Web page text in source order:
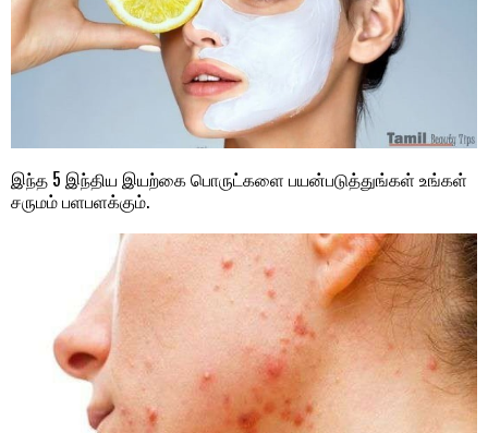
இந்த 5 இந்திய இயற்கை பொருட்களை பயன்படுத்துங்கள் உங்கள்
சருமம் பளபளக்கும்.